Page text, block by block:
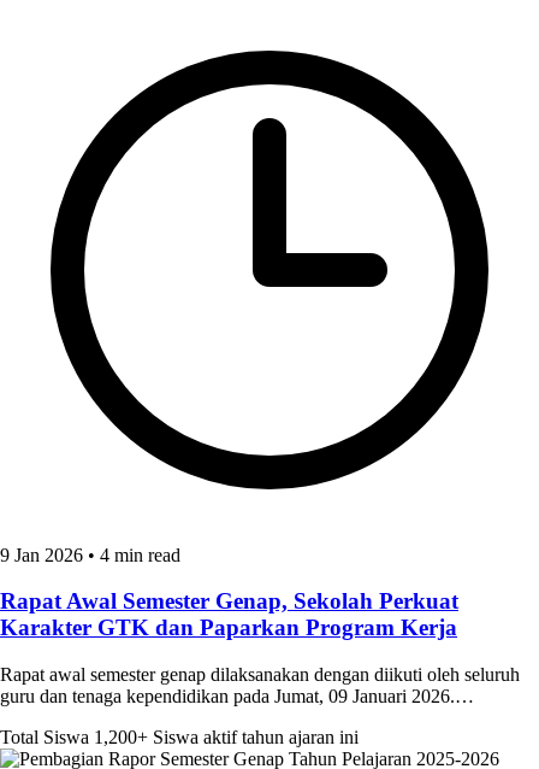
9 Jan 2026 • 4 min read
Rapat Awal Semester Genap, Sekolah Perkuat
Karakter GTK dan Paparkan Program Kerja
Rapat awal semester genap dilaksanakan dengan diikuti oleh seluruh
guru dan tenaga kependidikan pada Jumat, 09 Januari 2026.…
Total Siswa 1,200+ Siswa aktif tahun ajaran ini